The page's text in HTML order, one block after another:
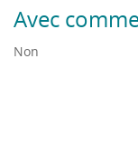
Avec
Non